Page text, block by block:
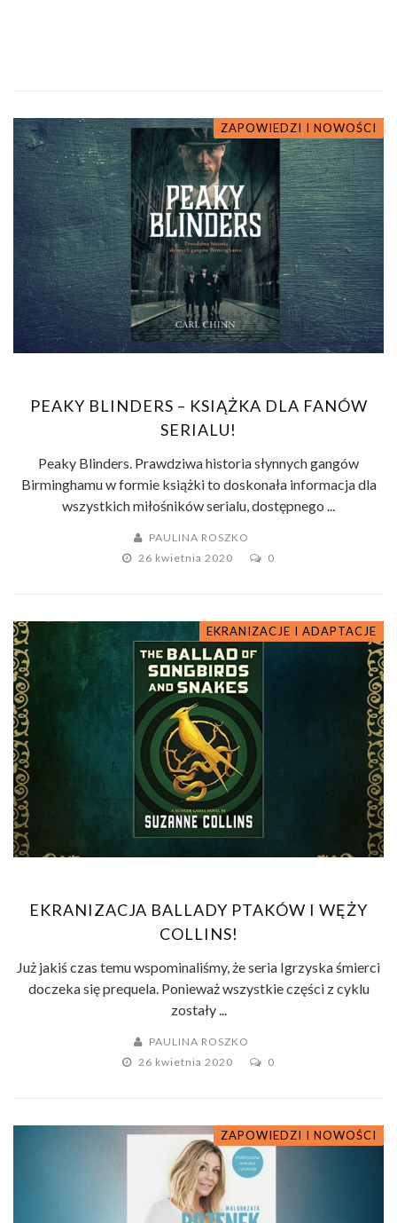
ZAPOWIEDZI I NOWOŚCI
PEAKY BLINDERS – KSIĄŻKA DLA FANÓW
SERIALU!
Peaky Blinders. Prawdziwa historia słynnych gangów
Birminghamu w formie książki to doskonała informacja dla
wszystkich miłośników serialu, dostępnego ...
PAULINA ROSZKO
26 kwietnia 2020
0
EKRANIZACJE I ADAPTACJE
EKRANIZACJA BALLADY PTAKÓW I WĘŻY
COLLINS!
Już jakiś czas temu wspominaliśmy, że seria Igrzyska śmierci
doczeka się prequela. Ponieważ wszystkie części z cyklu
zostały ...
PAULINA ROSZKO
26 kwietnia 2020
0
ZAPOWIEDZI I NOWOŚCI